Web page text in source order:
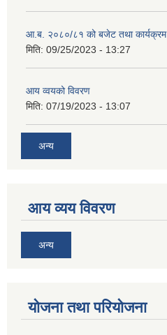
आ.ब. २०८०/८१ को बजेट तथा कार्यक्रम
मिति: 09/25/2023 - 13:27
आय व्वयको विवरण
मिति: 07/19/2023 - 13:07
अन्य
आय व्यय विवरण
अन्य
याेजना तथा परियाेजना